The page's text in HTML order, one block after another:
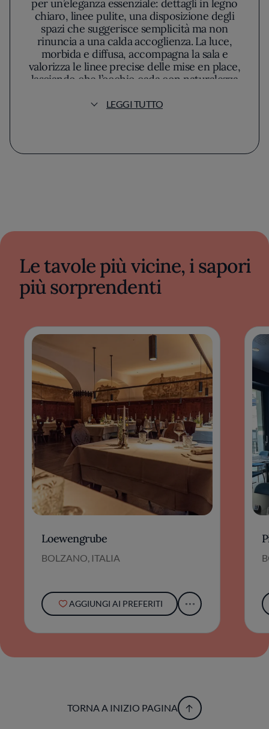
per un’eleganza essenziale: dettagli in legno
chiaro, linee pulite, una disposizione degli
spazi che suggerisce semplicità ma non
rinuncia a una calda accoglienza. La luce,
morbida e diffusa, accompagna la sala e
valorizza le linee precise delle mise en place,
lasciando che l’occhio cada con naturalezza
LEGGI TUTTO
Le tavole più vicine, i sapori
più sorprendenti
Loewengrube
BOLZANO, ITALIA
AGGIUNGI AI PREFERITI
TORNA A INIZIO PAGINA